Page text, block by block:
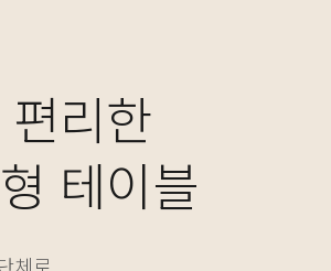
리한
테이블
납 설계,
겸 수납장
이 조절
/듀얼 모션데
리한
테이블